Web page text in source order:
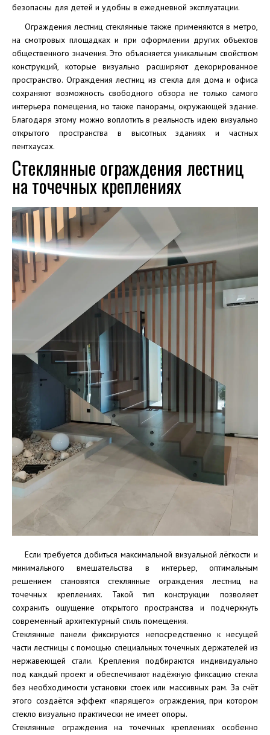
безопасны для детей и удобны в ежедневной эксплуатации.
Ограждения лестниц стеклянные также применяются в метро,
на смотровых площадках и при оформлении других объектов
общественного значения. Это объясняется уникальным свойством
конструкций, которые визуально расширяют декорированное
пространство. Ограждения лестниц из стекла для дома и офиса
сохраняют возможность свободного обзора не только самого
интерьера помещения, но также панорамы, окружающей здание.
Благодаря этому можно воплотить в реальность идею визуально
открытого пространства в высотных зданиях и частных
пентхаусах.
Стеклянные ограждения лестниц
на точечных креплениях
Если требуется добиться максимальной визуальной лёгкости и
минимального вмешательства в интерьер, оптимальным
решением становятся стеклянные ограждения лестниц на
точечных креплениях. Такой тип конструкции позволяет
сохранить ощущение открытого пространства и подчеркнуть
современный архитектурный стиль помещения.
Стеклянные панели фиксируются непосредственно к несущей
части лестницы с помощью специальных точечных держателей из
нержавеющей стали. Крепления подбираются индивидуально
под каждый проект и обеспечивают надёжную фиксацию стекла
без необходимости установки стоек или массивных рам. За счёт
этого создаётся эффект «парящего» ограждения, при котором
стекло визуально практически не имеет опоры.
Стеклянные ограждения на точечных креплениях особенно